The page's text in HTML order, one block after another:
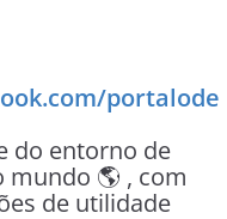
portalode
do entorno de
mundo 🌎 , com
de utilidade